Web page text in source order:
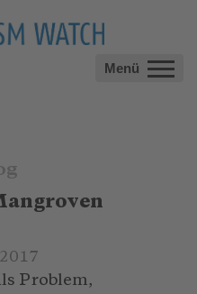
Menü
Problem,